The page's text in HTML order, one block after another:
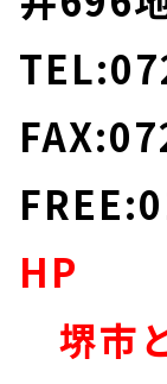
HP
堺市